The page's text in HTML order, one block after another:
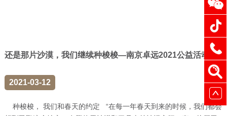
还是那片沙漠，我们继续种梭梭—南京卓远2021公益活动
2021-03-12
种梭梭， 我们和春天的约定 “在每一年春天到来的时候，我们都会